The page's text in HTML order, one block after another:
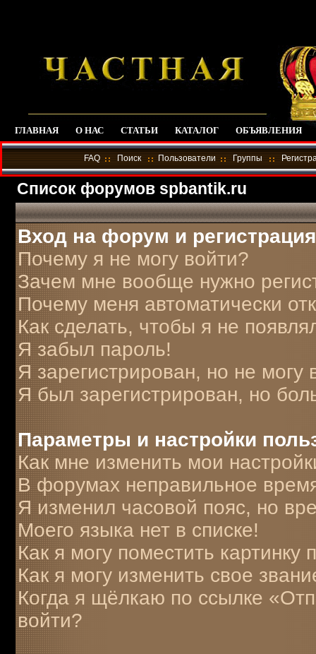
ГЛАВНАЯ О НАС СТАТЬИ КАТАЛОГ ОБЪЯВЛЕНИЯ
FAQ Поиск Пользователи Группы
Список форумов spbantik.ru
Вход на форум и регистрация
Почему я не могу войти?
Зачем мне вообще нужно
Почему меня автоматически
Как сделать, чтобы я не
Я забыл пароль!
Я зарегистрирован, но не могу
Я был зарегистрирован, но
Параметры и настройки
Как мне изменить мои
В форумах неправильное
Я изменил часовой пояс, но
Моего языка нет в списке!
Как я могу поместить
Как я могу изменить свое
Когда я щёлкаю по ссылке
войти?